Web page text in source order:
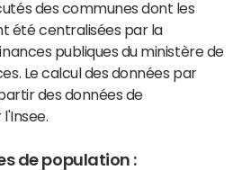
des communes dont les
été centralisées par la
publiques du ministère de
Le calcul des données par
des données de
de population :